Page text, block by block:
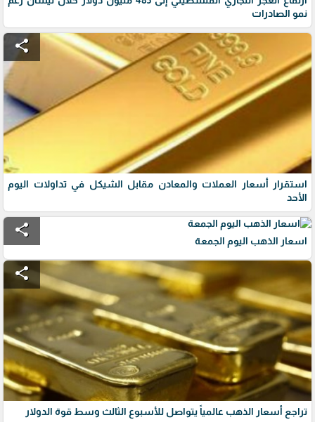
نمو الصادرات
share
استقرار أسعار العملات والمعادن مقابل الشيكل في تداولات اليوم
الأحد
share
اسعار الذهب اليوم الجمعة
share
تراجع أسعار الذهب عالمياً يتواصل للأسبوع الثالث وسط قوة الدولار